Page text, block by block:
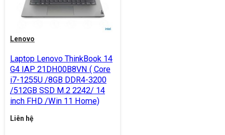
Lenovo
Laptop Lenovo ThinkBook 14
G4 IAP 21DH00B8VN ( Core
i7-1255U /8GB DDR4-3200
/512GB SSD M.2 2242/ 14
inch FHD /Win 11 Home)
Liên hệ